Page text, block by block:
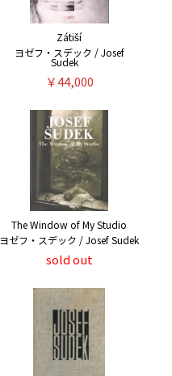
Zátiší
ヨゼフ・スデック / Josef
Sudek
￥44,000
The Window of My Studio
ヨゼフ・スデック / Josef Sudek
sold out